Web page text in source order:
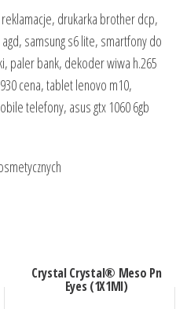
drukarka brother dcp,
samsung s6 lite, smartfony do
paler bank, dekoder wiwa h.265
cena, tablet lenovo m10,
telefony, asus gtx 1060 6gb
Crystal Crystal® Meso Pn
Eyes (1X1Ml)